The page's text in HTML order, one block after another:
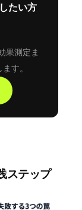
たい方
果測定ま
す。
ステップ